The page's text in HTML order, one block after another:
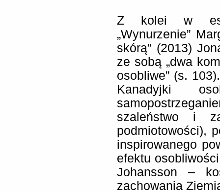
Z kolei w
„Wynurzenie”
skórą” (2013)
ze sobą „dwa
osobliwe” (s.
Kanadyjki
szaleństwo i
podmiotowości),
inspirowanego
efektu
Johansson –
zachowania